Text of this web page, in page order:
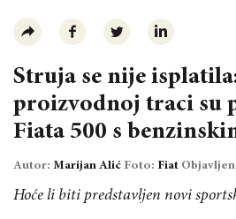
Struja se nije
proizvodnoj traci su
Fiata 500 s
Autor: Marijan Alić Foto: Fiat
Hoće li biti predstavljen novi